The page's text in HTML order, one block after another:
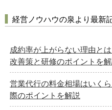
経営ノウハウの泉より最新
成約率が上がらない理由と
改善策と研修のポイントを
営業代行の料金相場はいく
際のポイントを解説